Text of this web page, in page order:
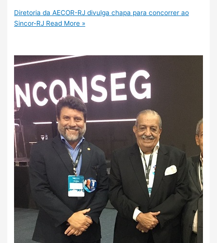
Diretoria da AECOR-RJ divulga chapa para concorrer ao
Sincor-RJ Read More »